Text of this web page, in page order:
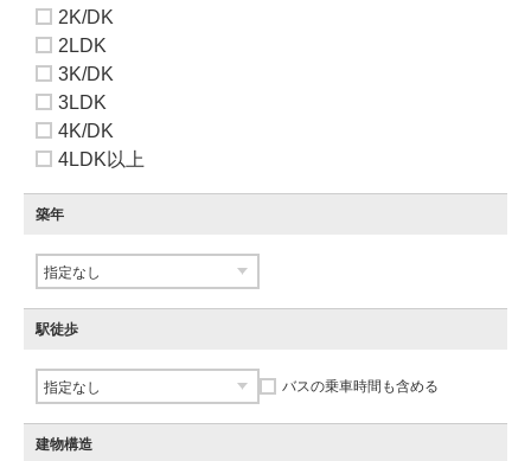
2K/DK
2LDK
3K/DK
3LDK
4K/DK
4LDK以上
築年
駅徒歩
バスの乗車時間も含める
建物構造